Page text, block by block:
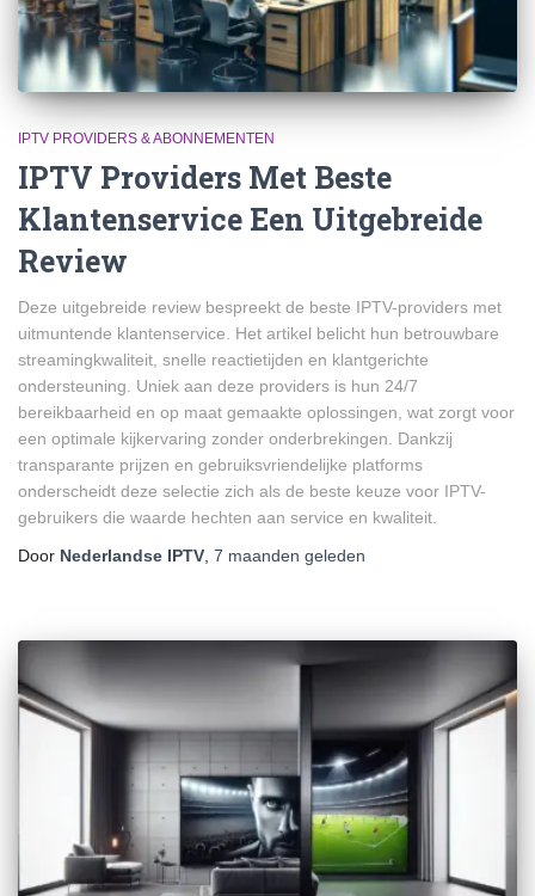
IPTV PROVIDERS & ABONNEMENTEN
IPTV Providers Met Beste
Klantenservice Een Uitgebreide
Review
Deze uitgebreide review bespreekt de beste IPTV-providers met
uitmuntende klantenservice. Het artikel belicht hun betrouwbare
streamingkwaliteit, snelle reactietijden en klantgerichte
ondersteuning. Uniek aan deze providers is hun 24/7
bereikbaarheid en op maat gemaakte oplossingen, wat zorgt voor
een optimale kijkervaring zonder onderbrekingen. Dankzij
transparante prijzen en gebruiksvriendelijke platforms
onderscheidt deze selectie zich als de beste keuze voor IPTV-
gebruikers die waarde hechten aan service en kwaliteit.
Door Nederlandse IPTV 7 maanden geleden